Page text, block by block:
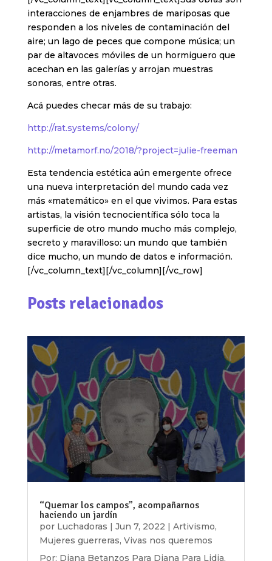
interacciones de enjambres de mariposas que
responden a los niveles de contaminación del
aire; un lago de peces que compone música; un
par de altavoces móviles de un hormiguero que
acechan en las galerías y arrojan muestras
sonoras, entre otras.
Acá puedes checar más de su trabajo:
http://rat.systems/colony/
http://metamorf.no/2018/?project=julie-freeman
Esta tendencia estética aún emergente ofrece
una nueva interpretación del mundo cada vez
más «matemático» en el que vivimos. Para estas
artistas, la visión tecnocientífica sólo toca la
superficie de otro mundo mucho más complejo,
secreto y maravilloso: un mundo que también
dice mucho, un mundo de datos e información.
[/vc_column_text][/vc_column][/vc_row]
Posts relacionados
“Quemar los campos”, acompañarnos
haciendo un jardín
por Luchadoras Jun 7, 2022 Artivismo,
Mujeres guerreras, Vivas nos queremos
Por: Diana Betanzos Para Diana Para Lidia,